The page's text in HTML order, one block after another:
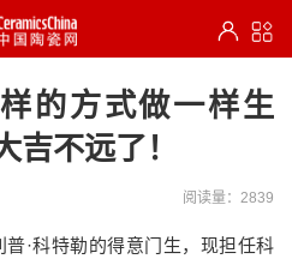
的方式做一样生
吉不远了！
阅读量：2839
普·科特勒的得意门生，现担任科